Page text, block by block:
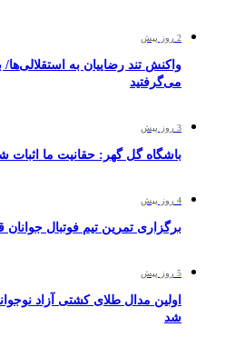
2 روز پیش
واکنش تند رضاییان به استقلالی‌ها/
می‌گرفتید
3 روز پیش
باشگاه گل گهر: حقانیت ما اثبات
4 روز پیش
برگزاری تمرین تیم فوتبال جوانان
5 روز پیش
اولین مدال طلای کشتی آزاد
شد